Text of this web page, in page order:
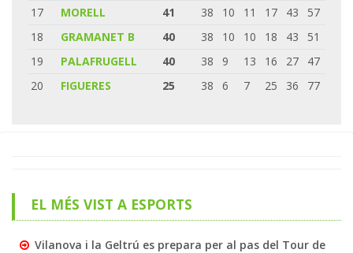
17
MORELL 41 38 10 11 17 43
57
18
GRAMANET B 40 38 10 10 18 43
51
19
PALAFRUGELL 40 38 9 13 16 27
47
20
FIGUERES 25 38 6 7 25 36 77
EL MÉS VIST A ESPORTS
Vilanova i la Geltrú es prepara per al pas del Tour de